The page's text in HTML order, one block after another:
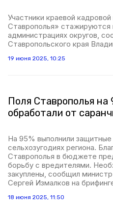
Участники краевой
Ставрополья» стажируются
администрациях округов,
Ставропольского края
19 июня 2025, 10:25
Поля Ставрополья на
обработали от
На 95% выполнили
сельхозугодиях региона.
Ставрополья в бюджете
борьбу с вредителями.
закуплены, сообщил
Сергей Измалков на
18 июня 2025, 11:50